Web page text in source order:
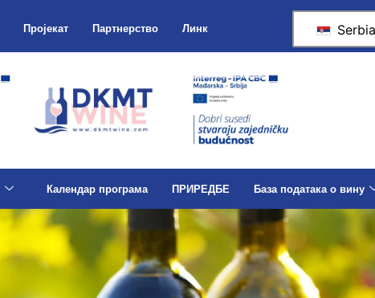
Пројекат Партнерство Линк
Календар програма ПРИРЕДБЕ База података о вину